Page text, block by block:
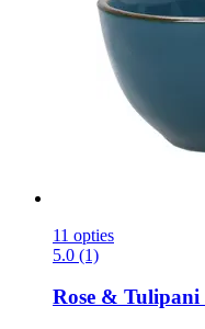
11 opties
5.0 (1)
Rose & Tulipani